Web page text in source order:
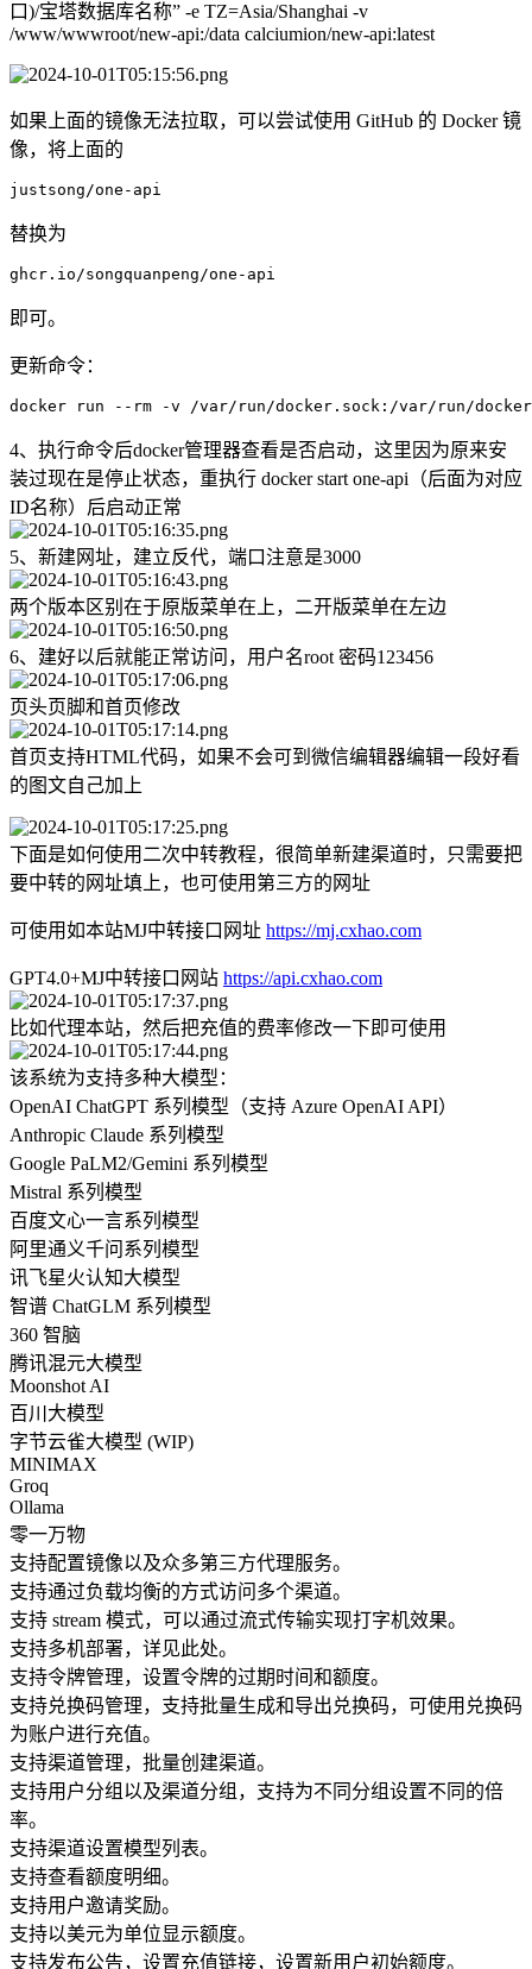
口)/宝塔数据库名称” -e TZ=Asia/Shanghai -v
/www/wwwroot/new-api:/data calciumion/new-api:latest
如果上面的镜像无法拉取，可以尝试使用 GitHub 的 Docker 镜
像，将上面的
justsong/one-api
替换为
ghcr.io/songquanpeng/one-api
即可。
更新命令：
docker run --rm -v /var/run/docker.sock:/var/run/
4、执行命令后docker管理器查看是否启动，这里因为原来安
装过现在是停止状态，重执行 docker start one-api（后面为对应
ID名称）后启动正常
5、新建网址，建立反代，端口注意是3000
两个版本区别在于原版菜单在上，二开版菜单在左边
6、建好以后就能正常访问，用户名root 密码123456
页头页脚和首页修改
首页支持HTML代码，如果不会可到微信编辑器编辑一段好看
的图文自己加上
下面是如何使用二次中转教程，很简单新建渠道时，只需要把
要中转的网址填上，也可使用第三方的网址
可使用如本站MJ中转接口网址 https://mj.cxhao.com
GPT4.0+MJ中转接口网站 https://api.cxhao.com
比如代理本站，然后把充值的费率修改一下即可使用
该系统为支持多种大模型：
OpenAI ChatGPT 系列模型（支持 Azure OpenAI API）
Anthropic Claude 系列模型
Google PaLM2/Gemini 系列模型
Mistral 系列模型
百度文心一言系列模型
阿里通义千问系列模型
讯飞星火认知大模型
智谱 ChatGLM 系列模型
360 智脑
腾讯混元大模型
Moonshot AI
百川大模型
字节云雀大模型 (WIP)
MINIMAX
Groq
Ollama
零一万物
支持配置镜像以及众多第三方代理服务。
支持通过负载均衡的方式访问多个渠道。
支持 stream 模式，可以通过流式传输实现打字机效果。
支持多机部署，详见此处。
支持令牌管理，设置令牌的过期时间和额度。
支持兑换码管理，支持批量生成和导出兑换码，可使用兑换码
为账户进行充值。
支持渠道管理，批量创建渠道。
支持用户分组以及渠道分组，支持为不同分组设置不同的倍
率。
支持渠道设置模型列表。
支持查看额度明细。
支持用户邀请奖励。
支持以美元为单位显示额度。
支持发布公告，设置充值链接，设置新用户初始额度。